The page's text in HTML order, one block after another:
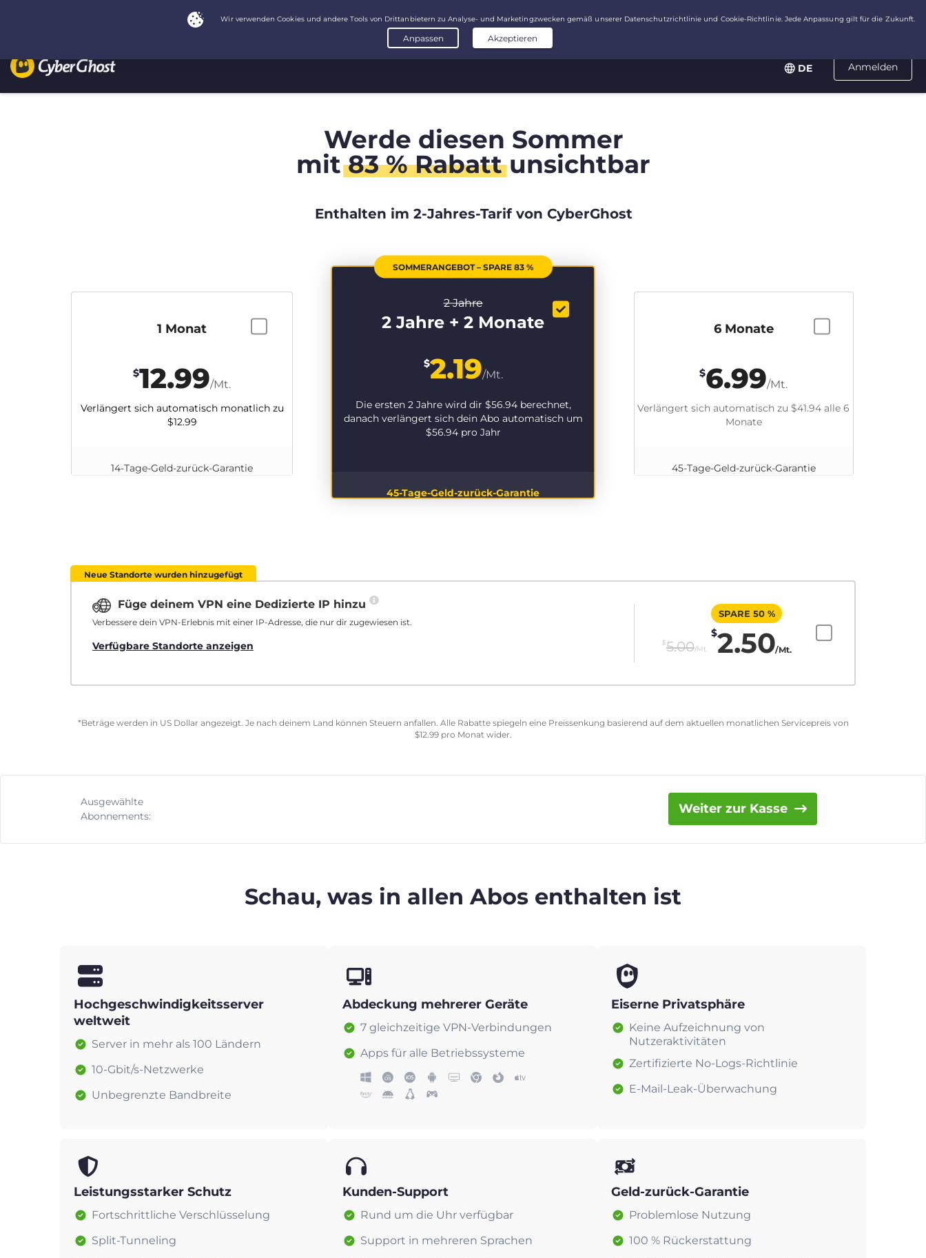
Anmelden
DE
Werde diesen Sommer
mit83 % Rabattunsichtbar
Enthalten im 2-Jahres-Tarif von CyberGhost
SOMMERANGEBOT – SPARE 83 %
2 Jahre
2 Jahre + 2 Monate
$2.19/Mt.
Die ersten 2 Jahre wird dir $56.94berechnet,
danach verlängert sich dein Abo automatisch um
$56.94pro Jahr
45-Tage-Geld-zurück-Garantie
6 Monate
$6.99/Mt.
Verlängert sich automatisch zu $41.94 alle 6
Monate
45-Tage-Geld-zurück-Garantie
1 Monat
$12.99/Mt.
Verlängert sich automatisch monatlich zu
$12.99
14-Tage-Geld-zurück-Garantie
Neue Standorte wurden hinzugefügt
Füge deinem VPN eine Dedizierte IP hinzu
Verbessere dein VPN-Erlebnis mit einer IP-Adresse, die nur dir zugewiesen ist.
Verfügbare Standorte anzeigen $5.00/Mt.
SPARE 50 %
$2.50/Mt.
*Beträge werden in US Dollar angezeigt. Je nach deinem Land können Steuern anfallen. Alle Rabatte spiegeln eine Preissenkung basierend auf dem aktuellen monatlichen Servicepreis von
$12.99pro Monat wider.
Ausgewählte
Abonnements:
Weiter zur Kasse
Schau, was in allen Abos enthalten ist
Hochgeschwindigkeitsserver
weltweit
Server in mehr als 100 Ländern
10-Gbit/s-Netzwerke
Unbegrenzte Bandbreite
Abdeckung mehrerer Geräte
7 gleichzeitige VPN-Verbindungen
Apps für alle Betriebssysteme
Eiserne Privatsphäre
Keine Aufzeichnung von
Nutzeraktivitäten
Zertifizierte No-Logs-Richtlinie
E-Mail-Leak-Überwachung
Leistungsstarker Schutz
Fortschrittliche Verschlüsselung
Split-Tunneling
Kunden-Support
Rund um die Uhr verfügbar
Support in mehreren Sprachen
Geld-zurück-Garantie
Problemlose Nutzung
100 % Rückerstattung